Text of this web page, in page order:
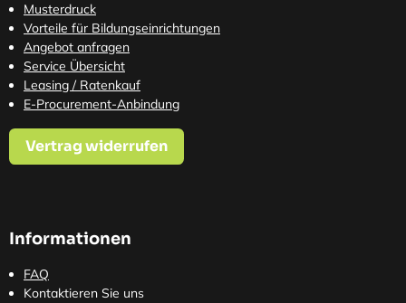
Musterdruck
Vorteile für Bildungseinrichtungen
Angebot anfragen
Service Übersicht
Leasing / Ratenkauf
E-Procurement-Anbindung
Vertrag widerrufen
Informationen
FAQ
Kontaktieren Sie uns